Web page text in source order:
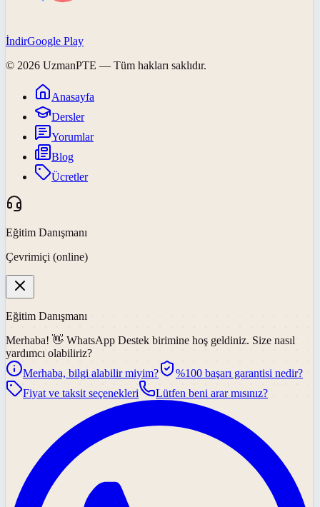
İndirGoogle Play
© 2026 UzmanPTE — Tüm hakları saklıdır.
Anasayfa
Dersler
Yorumlar
Blog
Ücretler
Eğitim Danışmanı
Çevrimiçi (online)
Eğitim Danışmanı
Merhaba! 👋 WhatsApp Destek birimine hoş geldiniz. Size nasıl
yardımcı olabiliriz?
Merhaba, bilgi alabilir miyim?
%100 başarı garantisi nedir?
Fiyat ve taksit seçenekleri
Lütfen beni arar mısınız?